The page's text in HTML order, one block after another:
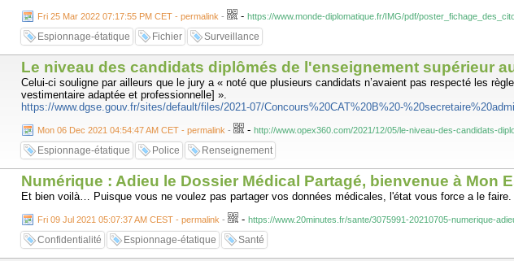
Fri 25 Mar 2022 07:17:55 PM CET - permalink - - https://www.monde-diplomatique.fr/IMG/pdf/
Espionnage-étatique Fichier Surveillance
Le niveau des candidats diplômés de l'enseignement supérieur
Celui-ci souligne par ailleurs que le jury a « noté que plusieurs candidats n’avaient pas respecté les
vestimentaire adaptée et professionnelle] ».
https://www.dgse.gouv.fr/sites/default/files/2021-07/Concours%20CAT%20B%20-
Mon 06 Dec 2021 04:54:47 AM CET - permalink - - http://www.opex360.com/2021/12/05/le-niveau-des-candidats-
Espionnage-étatique Police Renseignement
Numérique : Adieu le Dossier Médical Partagé, bienvenue à Mon
Et bien voilà… Puisque vous ne voulez pas partager vos données médicales, l'état vous force a le faire.
Fri 09 Jul 2021 05:07:37 AM CEST - permalink - - https://www.20minutes.fr/sante/3075991-20210705-numerique-
Confidentialité Espionnage-étatique Santé